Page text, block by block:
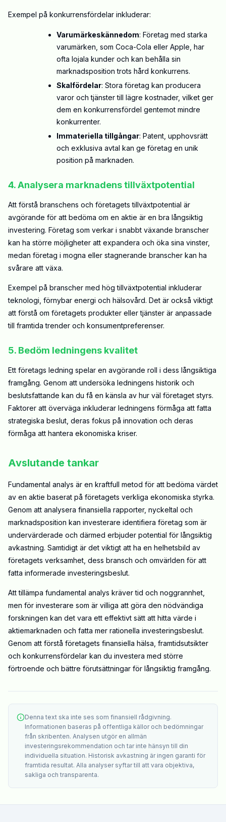
Exempel på konkurrensfördelar inkluderar:
Varumärkeskännedom: Företag med starka
varumärken, som Coca-Cola eller Apple, har
ofta lojala kunder och kan behålla sin
marknadsposition trots hård konkurrens.
Skalfördelar: Stora företag kan producera
varor och tjänster till lägre kostnader, vilket ger
dem en konkurrensfördel gentemot mindre
konkurrenter.
Immateriella tillgångar: Patent, upphovsrätt
och exklusiva avtal kan ge företag en unik
position på marknaden.
4. Analysera marknadens tillväxtpotential
Att förstå branschens och företagets tillväxtpotential är
avgörande för att bedöma om en aktie är en bra långsiktig
investering. Företag som verkar i snabbt växande branscher
kan ha större möjligheter att expandera och öka sina vinster,
medan företag i mogna eller stagnerande branscher kan ha
svårare att växa.
Exempel på branscher med hög tillväxtpotential inkluderar
teknologi, förnybar energi och hälsovård. Det är också viktigt
att förstå om företagets produkter eller tjänster är anpassade
till framtida trender och konsumentpreferenser.
5. Bedöm ledningens kvalitet
Ett företags ledning spelar en avgörande roll i dess långsiktiga
framgång. Genom att undersöka ledningens historik och
beslutsfattande kan du få en känsla av hur väl företaget styrs.
Faktorer att överväga inkluderar ledningens förmåga att fatta
strategiska beslut, deras fokus på innovation och deras
förmåga att hantera ekonomiska kriser.
Avslutande tankar
Fundamental analys är en kraftfull metod för att bedöma värdet
av en aktie baserat på företagets verkliga ekonomiska styrka.
Genom att analysera finansiella rapporter, nyckeltal och
marknadsposition kan investerare identifiera företag som är
undervärderade och därmed erbjuder potential för långsiktig
avkastning. Samtidigt är det viktigt att ha en helhetsbild av
företagets verksamhet, dess bransch och omvärlden för att
fatta informerade investeringsbeslut.
Att tillämpa fundamental analys kräver tid och noggrannhet,
men för investerare som är villiga att göra den nödvändiga
forskningen kan det vara ett effektivt sätt att hitta värde i
aktiemarknaden och fatta mer rationella investeringsbeslut.
Genom att förstå företagets finansiella hälsa, framtidsutsikter
och konkurrensfördelar kan du investera med större
förtroende och bättre förutsättningar för långsiktig framgång.
Denna text ska inte ses som finansiell rådgivning.
Informationen baseras på offentliga källor och bedömningar
från skribenten. Analysen utgör en allmän
investeringsrekommendation och tar inte hänsyn till din
individuella situation. Historisk avkastning är ingen garanti för
framtida resultat. Alla analyser syftar till att vara objektiva,
sakliga och transparenta.